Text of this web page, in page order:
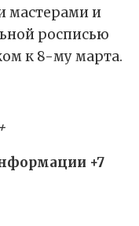
мастерами и
росписью
к 8-му марта.
+7